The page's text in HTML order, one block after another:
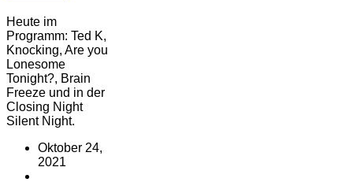
Heute im
Programm: Ted K,
Knocking, Are you
Lonesome
Tonight?, Brain
Freeze und in der
Closing Night
Silent Night.
Oktober 24,
2021